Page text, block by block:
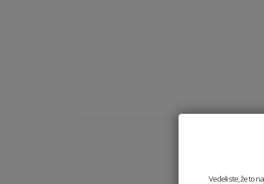
Vedeli ste, že to